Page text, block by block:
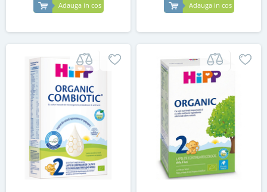
Adauga in cos Adauga in cos